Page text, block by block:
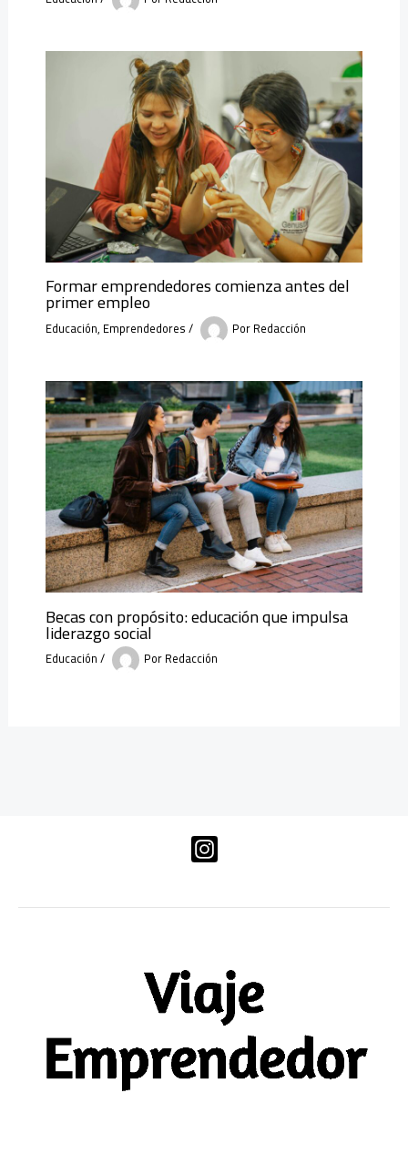
Formar emprendedores comienza antes del
primer empleo
Educación, Emprendedores/ PorRedacción
Becas con propósito: educación que impulsa
liderazgo social
Educación/ PorRedacción